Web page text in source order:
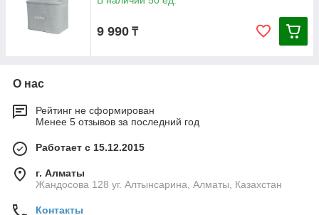
9 990 ₸
О нас
Рейтинг не сформирован
Менее 5 отзывов за последний год
Работает с 15.12.2015
г. Алматы
Жандосова 128 уг. Алтынсарина, Алматы, Казахстан
Контакты